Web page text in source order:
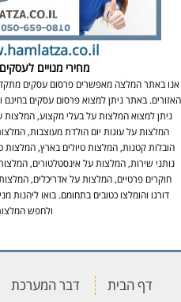
מחירי מנויים לעסקים
אנו באתר המלצה מאפשרים פרסום עסקים
האזורים. באתר ניתן למצוא פרסום עסקים
ניתן למצוא המלצות על בעלי מקצוע,
המלצות על עוגות יום הולדת מעוצבות,
הובלות קטנות, המלצות טיולים בארץ,
נותני שירות, המלצות על אינסטלטורים,
חוקרים פרטיים, המלצות על אדריכלים,
דורגו והומלצו כטובים בתחומם. בואו ליהנות
ולחפש
דף הבית דבר המערכת